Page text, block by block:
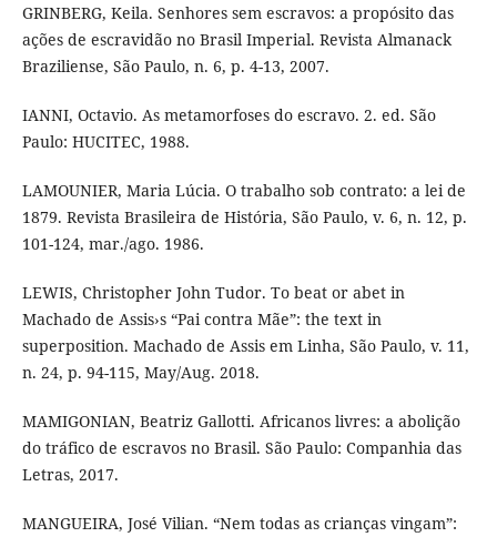
GRINBERG, Keila. Senhores sem escravos: a propósito das
ações de escravidão no Brasil Imperial. Revista Almanack
Braziliense, São Paulo, n. 6, p. 4-13, 2007.
IANNI, Octavio. As metamorfoses do escravo. 2. ed. São
Paulo: HUCITEC, 1988.
LAMOUNIER, Maria Lúcia. O trabalho sob contrato: a lei de
1879. Revista Brasileira de História, São Paulo, v. 6, n. 12, p.
101-124, mar./ago. 1986.
LEWIS, Christopher John Tudor. To beat or abet in
Machado de Assis›s “Pai contra Mãe”: the text in
superposition. Machado de Assis em Linha, São Paulo, v. 11,
n. 24, p. 94-115, May/Aug. 2018.
MAMIGONIAN, Beatriz Gallotti. Africanos livres: a abolição
do tráfico de escravos no Brasil. São Paulo: Companhia das
Letras, 2017.
MANGUEIRA, José Vilian. “Nem todas as crianças vingam”: